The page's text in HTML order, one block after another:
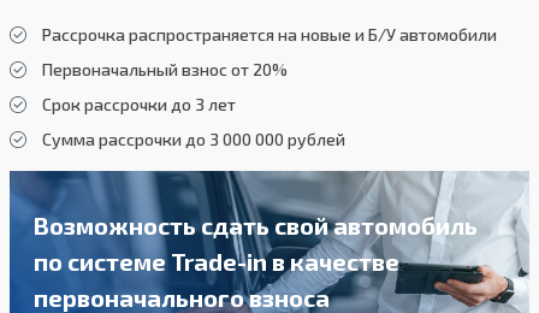
Рассрочка распространяется на новые и Б/У автомобили
Первоначальный взнос от 20%
Срок рассрочки до 3 лет
Сумма рассрочки до 3 000 000 рублей
Возможность сдать свой автомобиль
по системе Trade-in в качестве
первоначального взноса